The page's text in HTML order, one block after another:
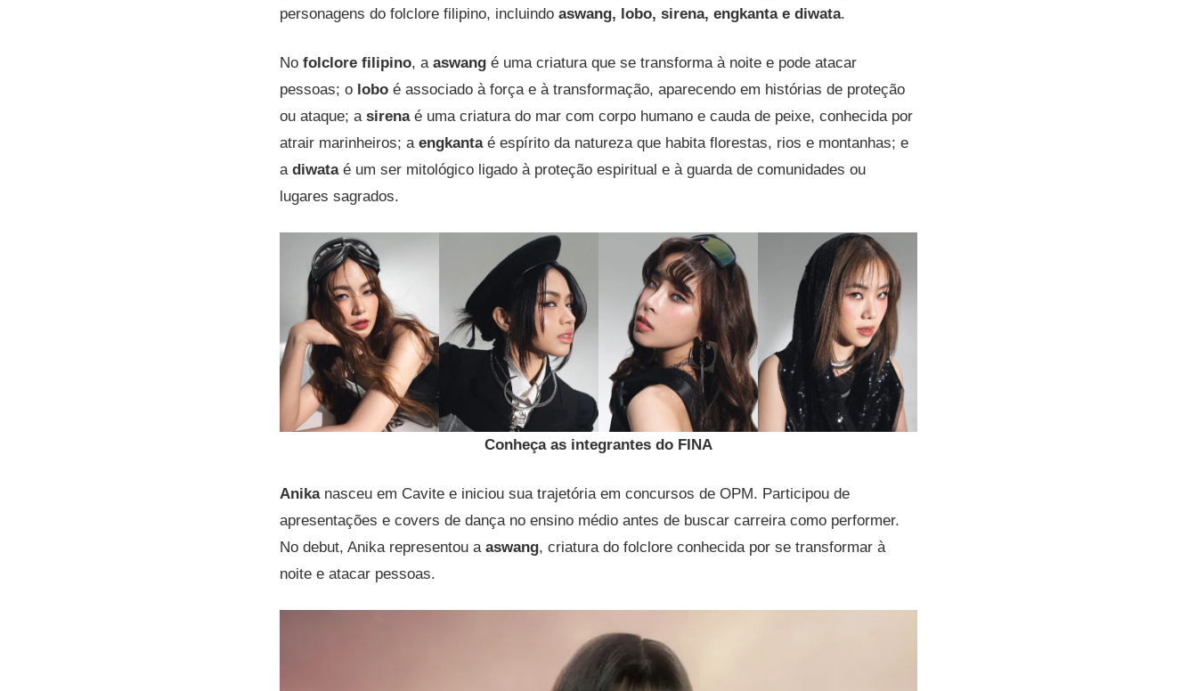
personagens do folclore filipino, incluindoaswang, lobo, sirena, engkanta e diwata.
Nofolclore filipino, aaswang é uma criatura que se transforma à noite e pode atacar
pessoas; o lobo é associado à força e à transformação, aparecendo em histórias de proteção
ou ataque; asirenaé uma criatura do mar com corpo humano e cauda de peixe, conhecida por
atrair marinheiros; aengkantaé espírito da natureza que habita florestas, rios e montanhas; e
adiwataé um ser mitológico ligado à proteção espiritual e à guarda de comunidades ou
lugares sagrados.
Conheça as integrantes do FINA
Anikanasceu em Cavite e iniciou sua trajetória em concursos de OPM. Participou de
apresentações e covers de dança no ensino médio antes de buscar carreira como performer.
No debut, Anika representou aaswang, criatura do folclore conhecida por se transformar à
noite e atacar pessoas.